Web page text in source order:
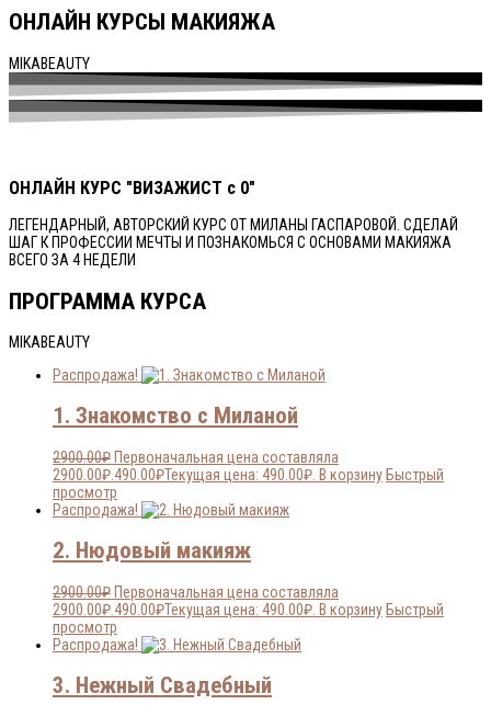
ОНЛАЙН КУРСЫ МАКИЯЖА
MIKABEAUTY
ОНЛАЙН КУРС "ВИЗАЖИСТ с 0"
ЛЕГЕНДАРНЫЙ, АВТОРСКИЙ КУРС ОТ МИЛАНЫ ГАСПАРОВОЙ. СДЕЛАЙ
ШАГ К ПРОФЕССИИ МЕЧТЫ И ПОЗНАКОМЬСЯ С ОСНОВАМИ МАКИЯЖА
ВСЕГО ЗА 4 НЕДЕЛИ
ПРОГРАММА КУРСА
MIKABEAUTY
Распродажа!
1. Знакомство с Миланой
2900.00₽ Первоначальная цена составляла
2900.00₽.490.00₽Текущая цена: 490.00₽. В корзину Быстрый
просмотр
Распродажа!
2. Нюдовый макияж
2900.00₽ Первоначальная цена составляла
2900.00₽.490.00₽Текущая цена: 490.00₽. В корзину Быстрый
просмотр
Распродажа!
3. Нежный Свадебный